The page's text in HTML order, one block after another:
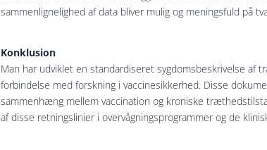
sammenlignelighed af data bliver mulig og meningsfuld på
Konklusion
Man har udviklet en standardiseret sygdomsbeskrivelse af
forbindelse med forskning i vaccinesikkerhed. Disse
sammenhæng mellem vaccination og kroniske
af disse retningslinier i overvågningsprogrammer og de